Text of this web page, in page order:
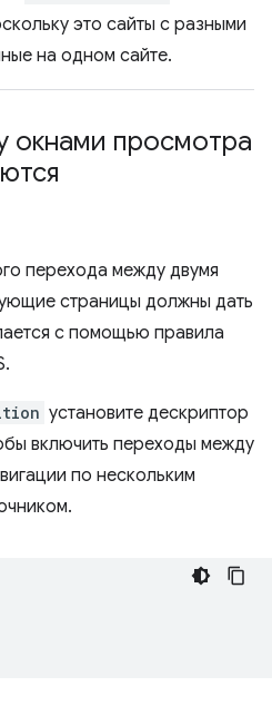
это сайты с разными
на одном сайте.
окнами просмотра
перехода между двумя
страницы должны дать
с помощью правила
установите дескриптор
включить переходы между
по нескольким